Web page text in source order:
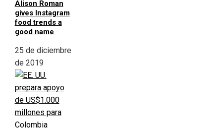
Alison Roman
gives Instagram
food trends a
good name
25 de diciembre
de 2019